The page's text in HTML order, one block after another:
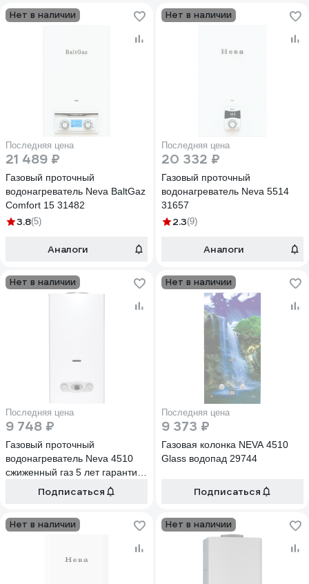
Нет в наличии
Последняя цена
21 489 ₽
Газовый проточный
водонагреватель Neva BaltGaz
Comfort 15 31482
3.8(5)
Аналоги
Нет в наличии
Последняя цена
20 332 ₽
Газовый проточный
водонагреватель Neva 5514
31657
2.3(9)
Аналоги
Нет в наличии
Последняя цена
9 748 ₽
Газовый проточный
водонагреватель Neva 4510
сжиженный газ 5 лет гарантии
Подписаться
Нет в наличии
Последняя цена
9 373 ₽
Газовая колонка NEVA 4510
Glass водопад 29744
Подписаться
Нет в наличии Нет в наличии